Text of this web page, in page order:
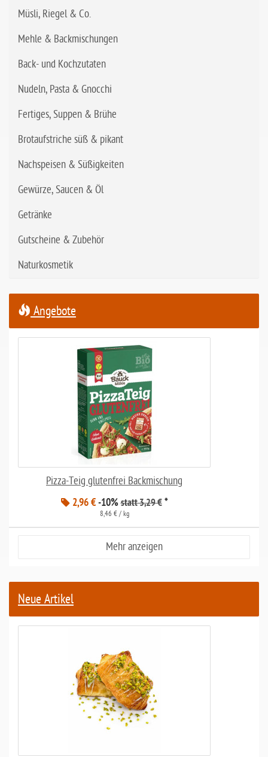
Müsli, Riegel & Co.
Mehle & Backmischungen
Back- und Kochzutaten
Nudeln, Pasta & Gnocchi
Fertiges, Suppen & Brühe
Brotaufstriche süß & pikant
Nachspeisen & Süßigkeiten
Gewürze, Saucen & Öl
Getränke
Gutscheine & Zubehör
Naturkosmetik
Angebote
Pizza-Teig glutenfrei Backmischung
2,96 € -10% statt 3,29 €*
8,46 € / kg
Mehr anzeigen
Neue Artikel